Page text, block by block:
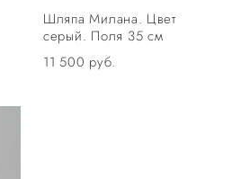
Шляпа Милана. Цвет
серый. Поля 35 см
11 500 pуб.